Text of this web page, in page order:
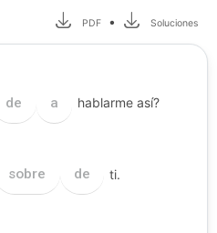
PDF • Soluciones
de a hablarme así?
sobre de ti.